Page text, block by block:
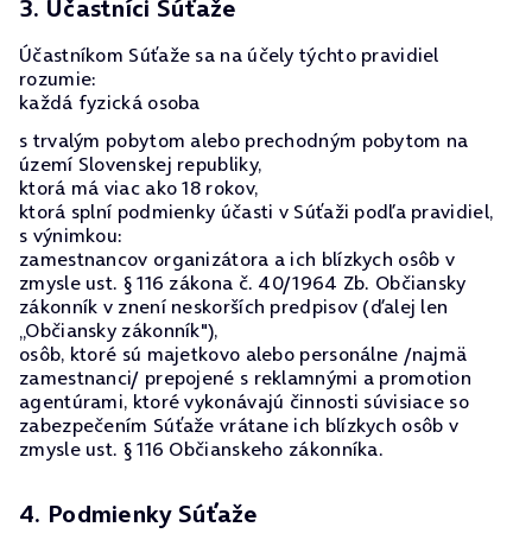
3. Účastníci Súťaže
Účastníkom Súťaže sa na účely týchto pravidiel
rozumie:
každá fyzická osoba
s trvalým pobytom alebo prechodným pobytom na
území Slovenskej republiky,
ktorá má viac ako 18 rokov,
ktorá splní podmienky účasti v Súťaži podľa pravidiel,
s výnimkou:
zamestnancov organizátora a ich blízkych osôb v
zmysle ust. § 116 zákona č. 40/1964 Zb. Občiansky
zákonník v znení neskorších predpisov (ďalej len
„Občiansky zákonník"),
osôb, ktoré sú majetkovo alebo personálne /najmä
zamestnanci/ prepojené s reklamnými a promotion
agentúrami, ktoré vykonávajú činnosti súvisiace so
zabezpečením Súťaže vrátane ich blízkych osôb v
zmysle ust. § 116 Občianskeho zákonníka.
4. Podmienky Súťaže